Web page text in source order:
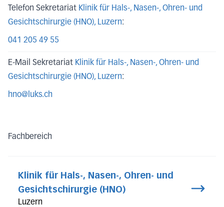
Telefon Sekretariat Klinik für Hals-, Nasen-, Ohren- und
Gesichtschirurgie (HNO), Luzern:
041 205 49 55
E-Mail Sekretariat Klinik für Hals-, Nasen-, Ohren- und
Gesichtschirurgie (HNO), Luzern:
hno@luks.ch
Fachbereich
Klinik für Hals-, Nasen-, Ohren- und
Gesichtschirurgie (HNO)
Luzern